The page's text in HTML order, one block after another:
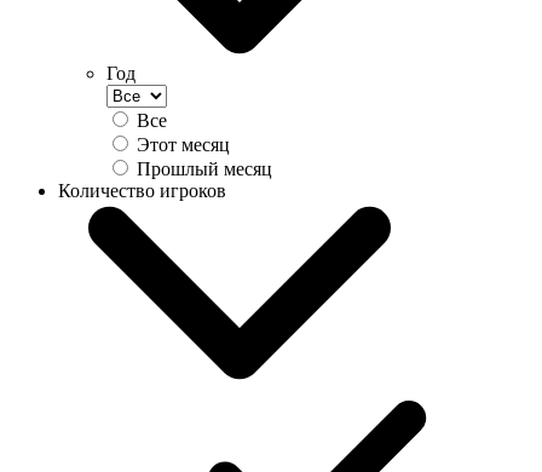
Год
Все
Этот месяц
Прошлый месяц
Количество игроков